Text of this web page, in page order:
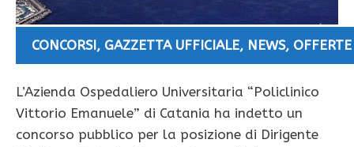
CONCORSI, GAZZETTA UFFICIALE, NEWS,
L’Azienda Ospedaliero Universitaria “Policlinico
Vittorio Emanuele” di Catania ha indetto un
concorso pubblico per la posizione di Dirigente